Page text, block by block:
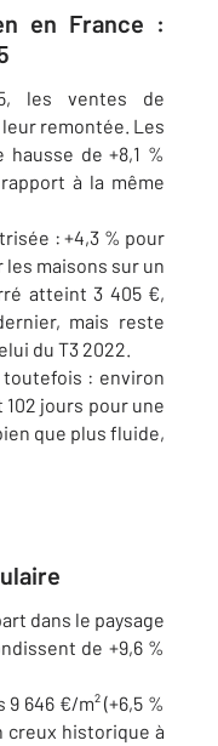
en France :
les ventes de
remontée. Les
de +8,1 %
à la même
: +4,3 % pour
maisons sur un
atteint 3 405 €,
mais reste
du T3 2022.
toutefois : environ
jours pour une
que plus fluide,
dans le paysage
de +9,6 %
646 €/m² (+6,5 %
creux historique à